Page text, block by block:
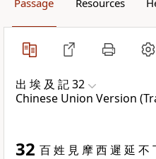
Passage Resources
出 埃 及 記 32
Chinese Union Version
32 百 姓 見 摩 西 遲 延 不